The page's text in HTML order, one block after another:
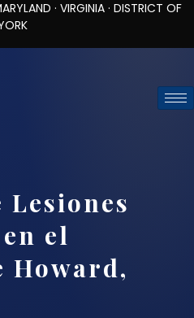
· DISTRICT OF
Lesiones
el
Howard,